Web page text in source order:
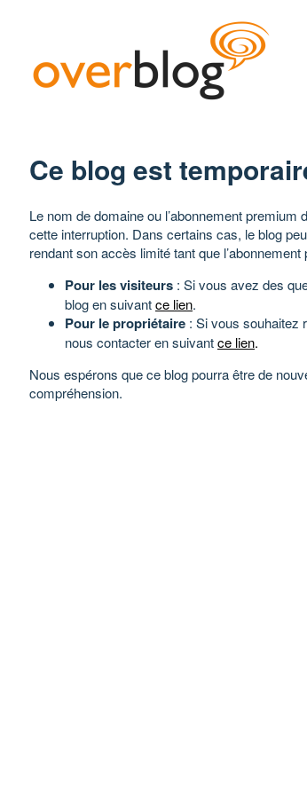
Ce blog est
Le nom de domaine ou l’abonnement premium
cette interruption. Dans certains cas, le blog
rendant son accès limité tant que
Pour les visiteurs : Si vous avez des
blog en suivantce lien.
Pour le propriétaire : Si vous souhaitez
nous contacter en suivantce lien.
Nous espérons que ce blog pourra être de
compréhension.